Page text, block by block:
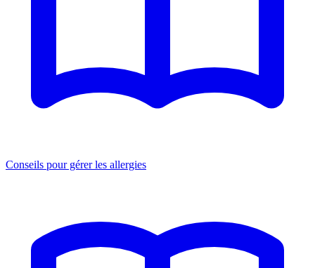
Conseils pour gérer les allergies